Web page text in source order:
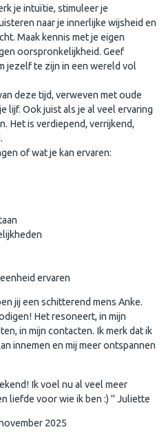
je intuïtie, stimuleer je
naar je innerlijke wijsheid en
Maak kennis met je eigen
oorspronkelijkheid. Geef
jezelf te zijn in een wereld vol
deze tijd, verweven met oude
lijf. Ook juist als je al veel ervaring
Het is verdiepend, verrijkend,
of wat je kan ervaren:
ervaren
jij een schitterend mens Anke.
Het resoneert, in mijn
in mijn contacten. Ik merk dat ik
innemen en mij meer ontspannen
Ik voel nu al veel meer
liefde voor wie ik ben :) " Juliette
2025